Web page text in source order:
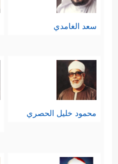
سعد الغامدي
محمود خليل الحصري